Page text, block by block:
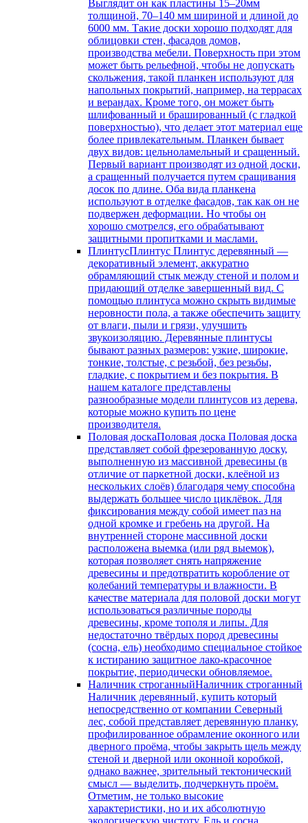
Выглядит он как пластины 15–20мм
толщиной, 70–140 мм шириной и длиной до
6000 мм. Такие доски хорошо подходят для
облицовки стен, фасадов домов,
производства мебели. Поверхность при этом
может быть рельефной, чтобы не допускать
скольжения, такой планкен используют для
напольных покрытий, например, на террасах
и верандах. Кроме того, он может быть
шлифованный и брашированный (с гладкой
поверхностью), что делает этот материал еще
более привлекательным. Планкен бывает
двух видов: цельноламельный и сращенный.
Первый вариант производят из одной доски,
а сращенный получается путем сращивания
досок по длине. Оба вида планкена
используют в отделке фасадов, так как он не
подвержен деформации. Но чтобы он
хорошо смотрелся, его обрабатывают
защитными пропитками и маслами.
ПлинтусПлинтус Плинтус деревянный —
декоративный элемент, аккуратно
обрамляющий стык между стеной и полом и
придающий отделке завершенный вид. С
помощью плинтуса можно скрыть видимые
неровности пола, а также обеспечить защиту
от влаги, пыли и грязи, улучшить
звукоизоляцию. Деревянные плинтусы
бывают разных размеров: узкие, широкие,
тонкие, толстые, с резьбой, без резьбы,
гладкие, с покрытием и без покрытия. В
нашем каталоге представлены
разнообразные модели плинтусов из дерева,
которые можно купить по цене
производителя.
Половая доскаПоловая доска Половая доска
представляет собой фрезерованную доску,
выполненную из массивной древесины (в
отличие от паркетной доски, клеёной из
нескольких слоёв) благодаря чему способна
выдержать большее число циклёвок. Для
фиксирования между собой имеет паз на
одной кромке и гребень на другой. На
внутренней стороне массивной доски
расположена выемка (или ряд выемок),
которая позволяет снять напряжение
древесины и предотвратить коробление от
колебаний температуры и влажности. В
качестве материала для половой доски могут
использоваться различные породы
древесины, кроме тополя и липы. Для
недостаточно твёрдых пород древесины
(сосна, ель) необходимо специальное стойкое
к истиранию защитное лако-красочное
покрытие, периодически обновляемое.
Наличник строганныйНаличник строганный
Наличник деревянный, купить который
непосредственно от компании Северный
лес, собой представляет деревянную планку,
профилированное обрамление оконного или
дверного проёма, чтобы закрыть щель между
стеной и дверной или оконной коробкой,
однако важнее, зрительный тектонический
смысл — выделить, подчеркнуть проём.
Отметим, не только высокие
характеристики, но и их абсолютную
экологическую чистоту. Ель и сосна,